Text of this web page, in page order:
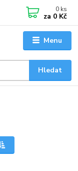
Menu
Hledat
0 ks
za 0 Kč